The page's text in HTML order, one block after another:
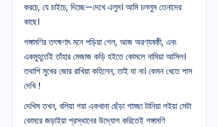
করচে, যে চাইচে, দিচ্ছে—দেখে এলুম। আমি চললুম তেনাদের
কাছে।
গঙ্গামণির তৎক্ষণাৎ মনে পড়িয়া গেল, আজ অরণ্যষষ্ঠী, এবং
একমুহূর্তেই তাঁহার মেজাজ কড়ি হইতে কোমলে নামিয়া আসিল।
তথাপি মুখের জোর রাখিয়া কহিলেন, তাই যা না। কেমন খেতে পাস
দেখি !
দেখিস তখন, বলিয়া গয়া একখানা ছেঁড়া গামছা টানিয়া লইয়া সেটা
কোমরে জড়াইয়া প্রস্থানের উদ্যোগ করিতেই গঙ্গামণি